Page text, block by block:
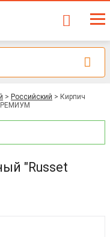
> Российский > Кирпич
"Russet